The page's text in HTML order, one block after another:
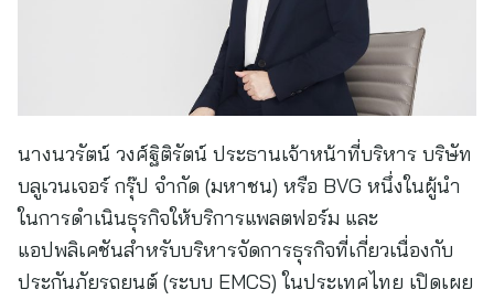
นางนวรัตน์ วงศ์ฐิติรัตน์ ประธานเจ้าหน้าที่บริหาร บริษัท
บลูเวนเจอร์ กรุ๊ป จำกัด (มหาชน) หรือ BVG หนึ่งในผู้นำ
ในการดำเนินธุรกิจให้บริการแพลตฟอร์ม และ
แอปพลิเคชันสำหรับบริหารจัดการธุรกิจที่เกี่ยวเนื่องกับ
ประกันภัยรถยนต์ (ระบบ EMCS) ในประเทศไทย เปิดเผย